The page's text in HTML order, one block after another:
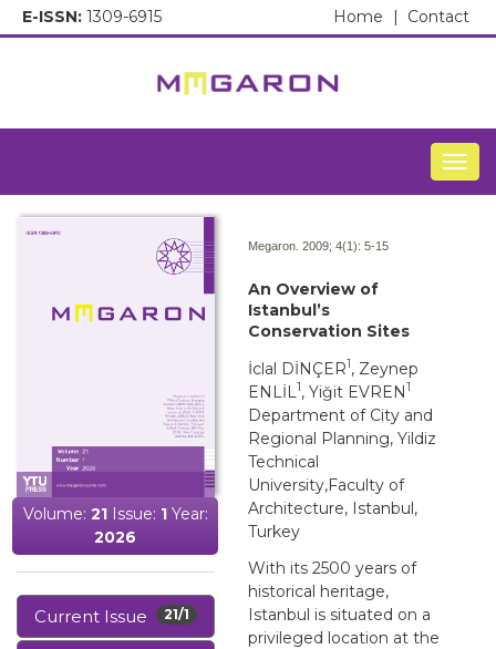
E-ISSN: 1309-6915 Contact
Home |
Volume: 21Issue: 1Year:
2026
21/1
Current Issue
Megaron. 2009; 4(1): 5-15
An Overview of
Istanbul’s
Conservation Sites
İclal DİNÇER1, Zeynep
ENLİL1, Yiğit EVREN1
Department of City and
Regional Planning, Yildiz
Technical
University,Faculty of
Architecture, Istanbul,
Turkey
With its 2500 years of
historical heritage,
Istanbul is situated on a
privileged location at the